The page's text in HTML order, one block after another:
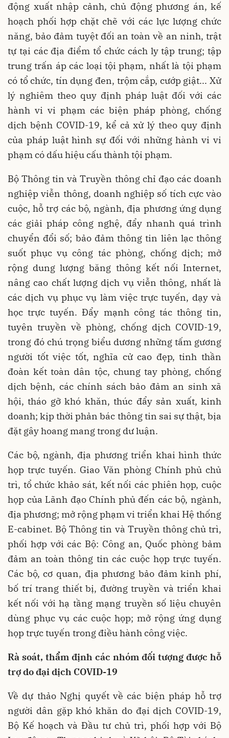
động xuất nhập cảnh, chủ động phương án, kế
hoạch phối hợp chặt chẽ với các lực lượng chức
năng, bảo đảm tuyệt đối an toàn về an ninh, trật
tự tại các địa điểm tổ chức cách ly tập trung; tập
trung trấn áp các loại tội phạm, nhất là tội phạm
có tổ chức, tín dụng đen, trộm cắp, cướp giật... Xử
lý nghiêm theo quy định pháp luật đối với các
hành vi vi phạm các biện pháp phòng, chống
dịch bệnh COVID-19, kể cả xử lý theo quy định
của pháp luật hình sự đối với những hành vi vi
phạm có dấu hiệu cấu thành tội phạm.
Bộ Thông tin và Truyền thông chỉ đạo các doanh
nghiệp viễn thông, doanh nghiệp số tích cực vào
cuộc, hỗ trợ các bộ, ngành, địa phương ứng dụng
các giải pháp công nghệ, đẩy nhanh quá trình
chuyển đổi số; bảo đảm thông tin liên lạc thông
suốt phục vụ công tác phòng, chống dịch; mở
rộng dung lượng băng thông kết nối Internet,
nâng cao chất lượng dịch vụ viễn thông, nhất là
các dịch vụ phục vụ làm việc trực tuyến, dạy và
học trực tuyến. Đẩy mạnh công tác thông tin,
tuyên truyền về phòng, chống dịch COVID-19,
trong đó chú trọng biểu dương những tấm gương
người tốt việc tốt, nghĩa cử cao đẹp, tinh thần
đoàn kết toàn dân tộc, chung tay phòng, chống
dịch bệnh, các chính sách bảo đảm an sinh xã
hội, tháo gỡ khó khăn, thúc đẩy sản xuất, kinh
doanh; kịp thời phản bác thông tin sai sự thật, bịa
đặt gây hoang mang trong dư luận.
Các bộ, ngành, địa phương triển khai hình thức
họp trực tuyến. Giao Văn phòng Chính phủ chủ
trì, tổ chức khảo sát, kết nối các phiên họp, cuộc
họp của Lãnh đạo Chính phủ đến các bộ, ngành,
địa phương; mở rộng phạm vi triển khai Hệ thống
E-cabinet. Bộ Thông tin và Truyền thông chủ trì,
phối hợp với các Bộ: Công an, Quốc phòng bảm
đảm an toàn thông tin các cuộc họp trực tuyến.
Các bộ, cơ quan, địa phương bảo đảm kinh phí,
bố trí trang thiết bị, đường truyền và triển khai
kết nối với hạ tầng mạng truyền số liệu chuyên
dùng phục vụ các cuộc họp; mở rộng ứng dụng
họp trực tuyến trong điều hành công việc.
Rà soát, thẩm định các nhóm đối tượng được hỗ
trợ do đại dịch COVID-19
Về dự thảo Nghị quyết về các biện pháp hỗ trợ
người dân gặp khó khăn do đại dịch COVID-19,
Bộ Kế hoạch và Đầu tư chủ trì, phối hợp với Bộ